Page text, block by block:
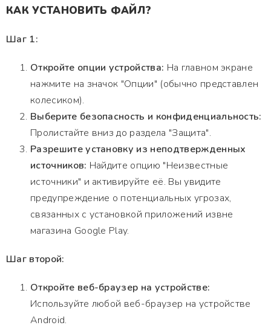
КАК УСТАНОВИТЬ ФАЙЛ?
Шаг 1:
Откройте опции устройства: На главном экране
нажмите на значок "Опции" (обычно представлен
колесиком).
Выберите безопасность и конфиденциальность:
Пролистайте вниз до раздела "Защита".
Разрешите установку из неподтвержденных
источников: Найдите опцию "Неизвестные
источники" и активируйте её. Вы увидите
предупреждение о потенциальных угрозах,
связанных с установкой приложений извне
магазина Google Play.
Шаг второй:
Откройте веб-браузер на устройстве:
Используйте любой веб-браузер на устройстве
Android.